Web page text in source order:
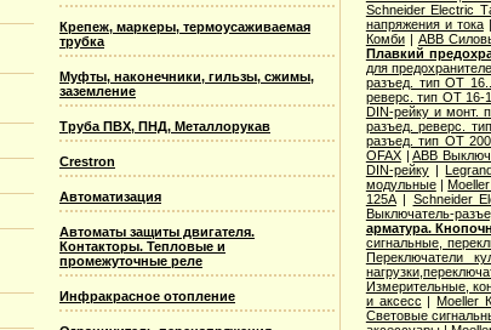
Крепеж, маркеры, термоусаживаемая
трубка
Муфты, наконечники, гильзы, сжимы,
заземление
Труба ПВХ, ПНД, Металлорукав
Crestron
Автоматизация
Автоматы защиты двигателя.
Контакторы. Тепловые и
промежуточные реле
Инфракрасное отопление
Schneider Electric
напряжения и тока|
Комби|ABB
Плавкий
для
разъед. тип OT
реверс. тип OT 16-
DIN-рейку и монт.
разъед. реверс.
разъед. тип OT
OFAX|ABB
DIN-рейку|
модульные|
125А| Schneider
Выключатель-
арматура.
сигнальные,
Переключатели
Измерительные,
и аксесс |Moeller
Световые